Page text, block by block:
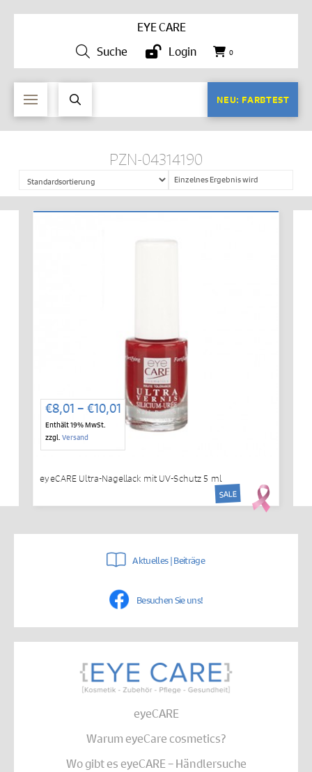
EYE CARE
Suche
Login 0
NEU: FARBTEST
PZN-04314190
Einzelnes Ergebnis wird
angezeigt
€8,01 – €10,01Preisspanne:
€8,01
bis
Enthält 19% MwSt.
zzgl. Versand
eyeCARE Ultra-Nagellack mit UV-Schutz 5 ml
SALE
Aktuelles | Beiträge
Besuchen Sie uns!
eyeCARE
Warum eyeCare cosmetics?
Wo gibt es eyeCARE – Händlersuche